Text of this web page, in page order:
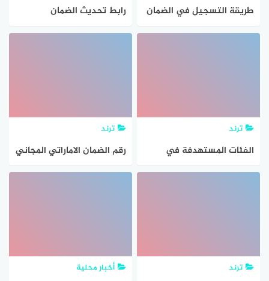
طريقة التسجيل في الضمان
الاجتماعي للمطلقات
رابط تحديث الضمان
الاجتماعي 1443 وطريقة
ترند
الفئات المستهدفة في
الضمان الإجتماعي
ترند
رقم الضمان الاماراتي المجاني
وطرق التواصل
ترند أخبار محلية